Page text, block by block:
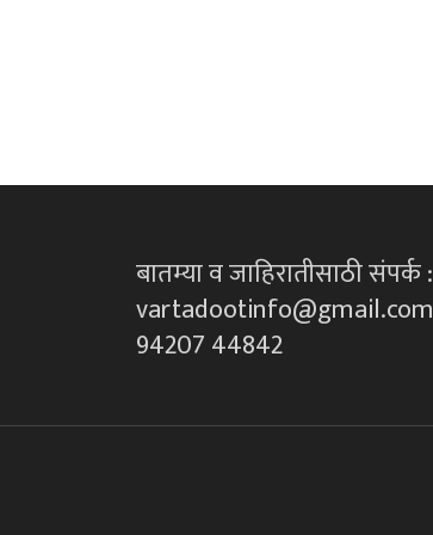
बातम्या व जाहिरातीसाठी संपर्क :
vartadootinfo@gmail.com
94207 44842